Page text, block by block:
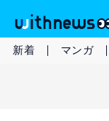
新着 マンガ